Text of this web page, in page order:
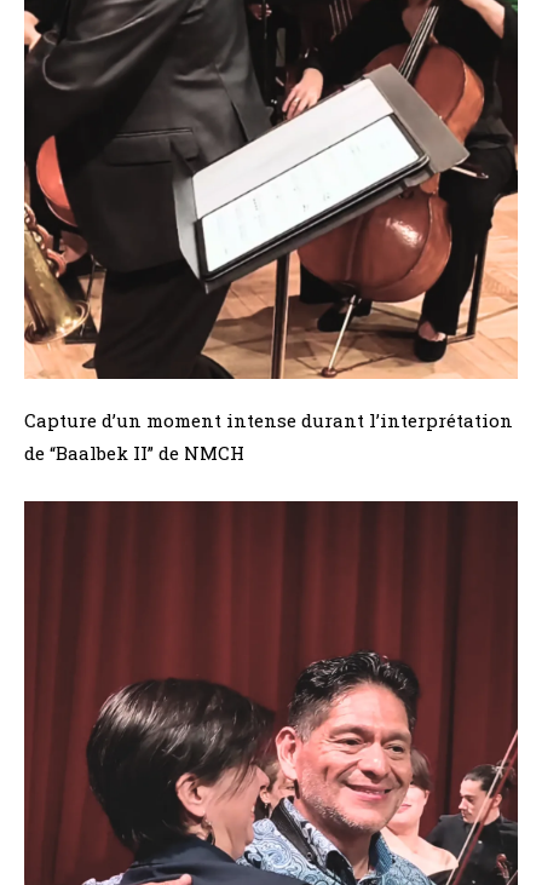
Capture d’un moment intense durant l’interprétation
de “Baalbek II” de NMCH